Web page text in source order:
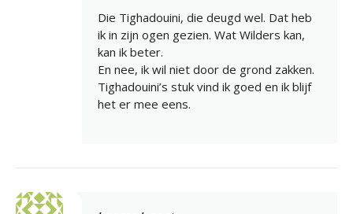
Die Tighadouini, die deugd wel. Dat heb
ik in zijn ogen gezien. Wat Wilders kan,
kan ik beter.
En nee, ik wil niet door de grond zakken.
Tighadouini’s stuk vind ik goed en ik blijf
het er mee eens.